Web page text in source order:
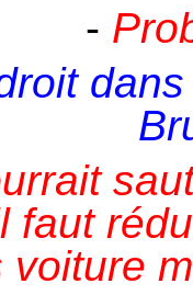
-
faut
voiture